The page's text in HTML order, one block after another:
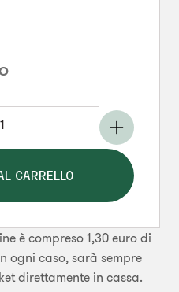
CARRELLO
è compreso 1,30 euro di
ogni caso, sarà sempre
direttamente in cassa.